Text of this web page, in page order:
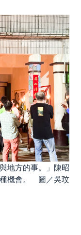
地方的事。」陳昭
機會。 圖／吳玟